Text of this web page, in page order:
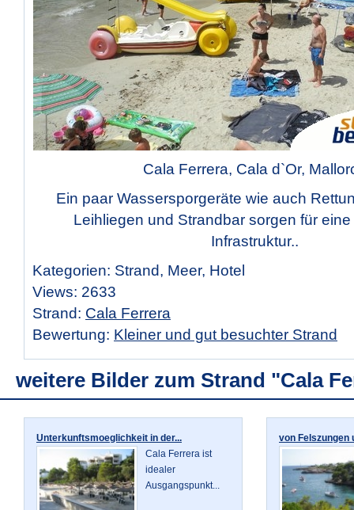
Cala Ferrera, Cala d`Or,
Ein paar Wassersporgeräte wie auch
Leihliegen und Strandbar sorgen für
Infrastruktur..
Kategorien: Strand, Meer, Hotel
Views: 2633
Strand: Cala Ferrera
Bewertung: Kleiner und gut besuchter Strand
weitere Bilder zum Strand "Cala
Unterkunftsmoeglichkeit in der...
Cala Ferrera ist
idealer
Ausgangspunkt...
von Felszungen